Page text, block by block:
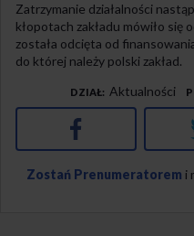
Zatrzymanie działalności
kłopotach zakładu mówiło się
została odcięta od
do której należy polski zakład.
DZIAŁ Aktualności
Facebook
Zostań Prenumeratorem i